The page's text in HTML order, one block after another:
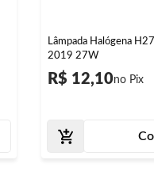
Lâmpada Halógena
2019 27W
R$ 12,10